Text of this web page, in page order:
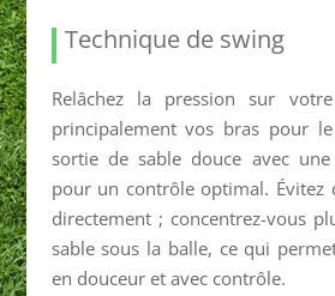
Technique de swing
Relâchez la pression sur
principalement vos bras pour
sortie de sable douce avec
pour un contrôle optimal. Évitez
directement ; concentrez-vous
sable sous la balle, ce qui
en douceur et avec contrôle.